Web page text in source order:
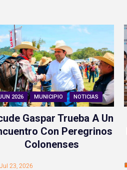
2026 MUNICIPIO NOTICIAS
Gaspar Trueba A Un
Con Peregrinos
Colonenses
Jul 23, 2026